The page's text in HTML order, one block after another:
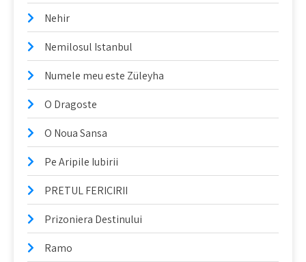
Nehir
Nemilosul Istanbul
Numele meu este Züleyha
O Dragoste
O Noua Sansa
Pe Aripile Iubirii
PRETUL FERICIRII
Prizoniera Destinului
Ramo